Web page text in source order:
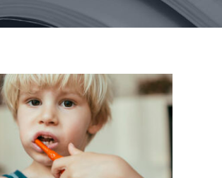
importància de la
a la salut
bucal infantil